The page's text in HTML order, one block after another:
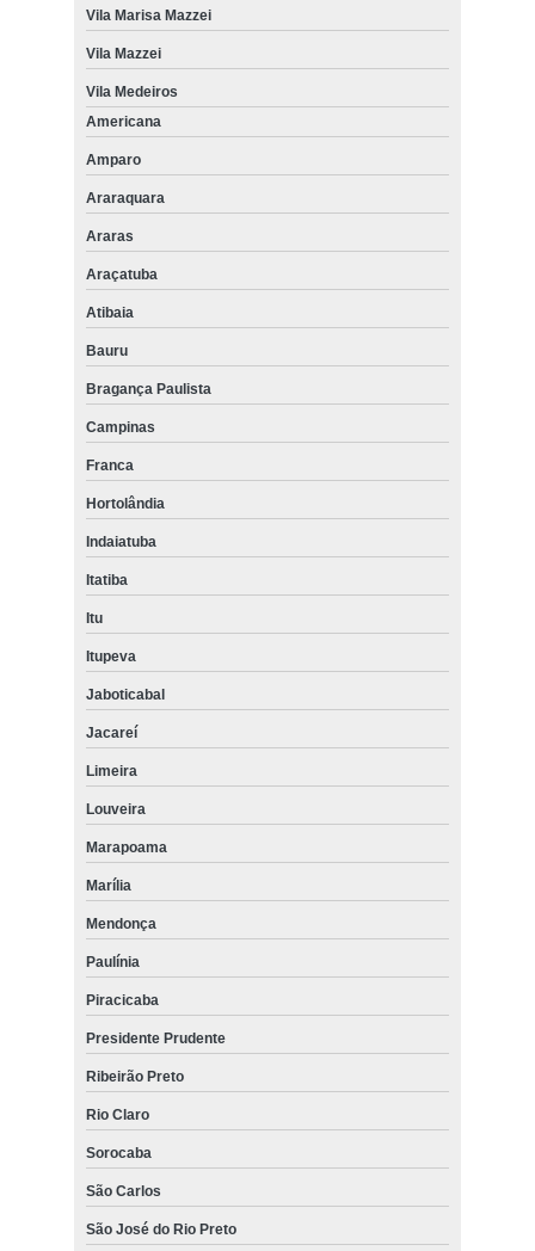
Vila Marisa Mazzei
Vila Mazzei
Vila Medeiros
Americana
Amparo
Araraquara
Araras
Araçatuba
Atibaia
Bauru
Bragança Paulista
Campinas
Franca
Hortolândia
Indaiatuba
Itatiba
Itu
Itupeva
Jaboticabal
Jacareí
Limeira
Louveira
Marapoama
Marília
Mendonça
Paulínia
Piracicaba
Presidente Prudente
Ribeirão Preto
Rio Claro
Sorocaba
São Carlos
São José do Rio Preto